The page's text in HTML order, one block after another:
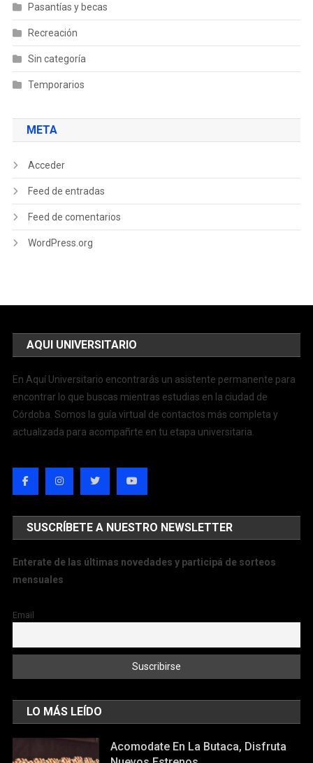
Pasantías y becas
Recreación
Sin categoría
Temporarios
META
Acceder
Feed de entradas
Feed de comentarios
WordPress.org
AQUI UNIVERSITARIO
En Aquí Universitario encontrarás un asistente permanente para
encontrar lo que buscas mientras estudias en la ciudad de
Córdoba. Somos la guía virtual de contactos más completa y
actualizada para acompañrte en tu etapa universitaria.
SUSCRÍBETE A NUESTRO NEWSLETTER
Enterate de las últimas novedades y participá de sorteos
mensuales
Email
LO MÁS LEÍDO
Acomodate En La Butaca, Disfruta